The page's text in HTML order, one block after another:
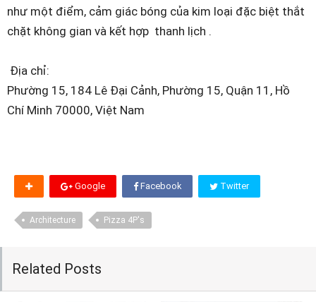
như một điểm, cảm giác bóng của kim loại đặc biệt thắt
chặt không gian và kết hợp thanh lịch .
Địa chỉ:
Phường 15, 184 Lê Đại Cảnh, Phường 15, Quận 11, Hồ
Chí Minh 70000, Việt Nam
Google Facebook Twitter
Architecture Pizza 4P's
Related Posts